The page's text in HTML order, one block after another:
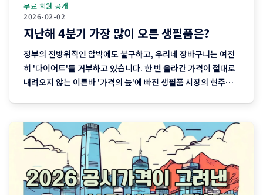
2026-02-02
무료 회원 공개
지난해 4분기 가장 많이 오른 생필품은?
정부의 전방위적인 압박에도 불구하고, 우리네 장바구니는 여전
히 '다이어트'를 거부하고 있습니다. 한 번 올라간 가격이 절대로
내려오지 않는 이른바 '가격의 늪'에 빠진 생필품 시장의 현주소
와 달걀 한 판을 집어 든 당신, 결제창에